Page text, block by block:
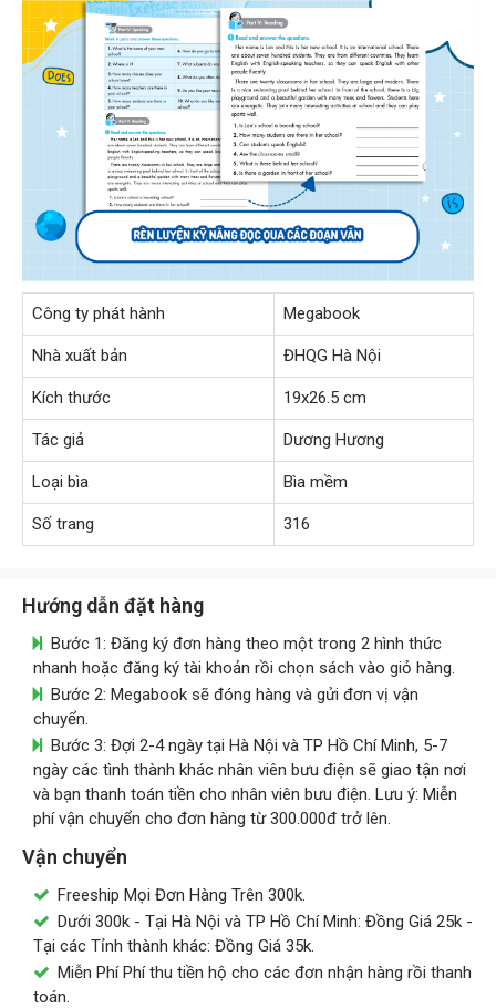
Công ty phát hành Megabook
Nhà xuất bản ĐHQG Hà Nội
Kích thước 19x26.5 cm
Tác giả Dương Hương
Loại bìa Bìa mềm
Số trang 316
Hướng dẫn đặt hàng
Bước 1: Đăng ký đơn hàng theo một trong 2 hình thức
nhanh hoặc đăng ký tài khoản rồi chọn sách vào giỏ hàng.
Bước 2: Megabook sẽ đóng hàng và gửi đơn vị vận
chuyển.
Bước 3: Đợi 2-4 ngày tại Hà Nội và TP Hồ Chí Minh, 5-7
ngày các tình thành khác nhân viên bưu điện sẽ giao tận nơi
và bạn thanh toán tiền cho nhân viên bưu điện. Lưu ý: Miễn
phí vận chuyển cho đơn hàng từ 300.000đ trở lên.
Vận chuyển
Freeship Mọi Đơn Hàng Trên 300k.
Dưới 300k - Tại Hà Nội và TP Hồ Chí Minh: Đồng Giá 25k -
Tại các Tỉnh thành khác: Đồng Giá 35k.
Miễn Phí Phí thu tiền hộ cho các đơn nhận hàng rồi thanh
toán.